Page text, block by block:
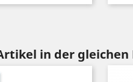
in der gleichen